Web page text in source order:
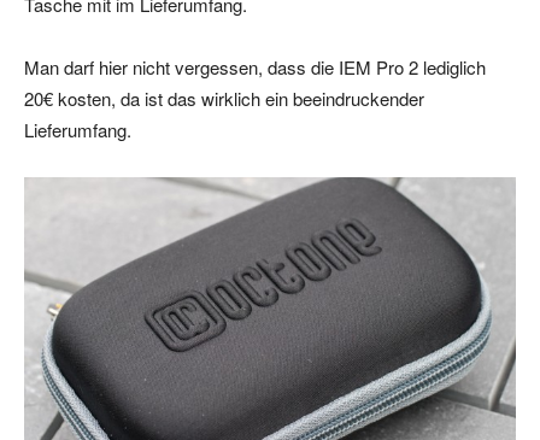
Man darf hier nicht vergessen, dass die IEM Pro 2 lediglich
20€ kosten, da ist das wirklich ein beeindruckender
Lieferumfang.